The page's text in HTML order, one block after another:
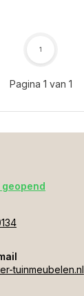
Pagina 1 van 1
1
geopend
tuinmeubelen.nl